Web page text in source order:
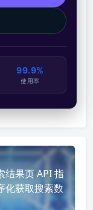
99.9%
使用率
结果页 API 指
化获取搜索数